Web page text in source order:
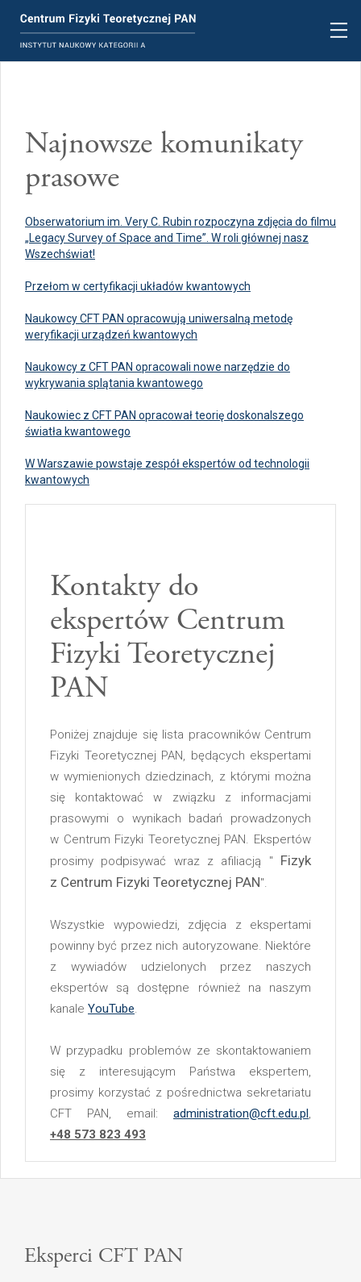
Najnowsze komunikaty
prasowe
Obserwatorium im. Very C. Rubin rozpoczyna zdjęcia do filmu
„Legacy Survey of Space and Time”. W roli głównej nasz
Wszechświat!
Przełom w certyfikacji układów kwantowych
Naukowcy CFT PAN opracowują uniwersalną metodę
weryfikacji urządzeń kwantowych
Naukowcy z CFT PAN opracowali nowe narzędzie do
wykrywania splątania kwantowego
Naukowiec z CFT PAN opracował teorię doskonalszego
światła kwantowego
W Warszawie powstaje zespół ekspertów od technologii
kwantowych
Kontakty do
ekspertów Centrum
Fizyki Teoretycznej
PAN
Poniżej znajduje się lista pracowników Centrum
Fizyki Teoretycznej PAN, będących ekspertami
w wymienionych dziedzinach, z którymi można
się kontaktować w związku z informacjami
prasowymi o wynikach badań prowadzonych
w Centrum Fizyki Teoretycznej PAN. Ekspertów
prosimy podpisywać wraz z afiliacją " Fizyk
z Centrum Fizyki Teoretycznej PAN".
Wszystkie wypowiedzi, zdjęcia z ekspertami
powinny być przez nich autoryzowane. Niektóre
z wywiadów udzielonych przez naszych
ekspertów są dostępne również na naszym
kanale YouTube.
W przypadku problemów ze skontaktowaniem
się z interesującym Państwa ekspertem,
prosimy korzystać z pośrednictwa sekretariatu
CFT PAN, email: administration@cft.edu.pl,
+48 573 823 493
Eksperci CFT PAN